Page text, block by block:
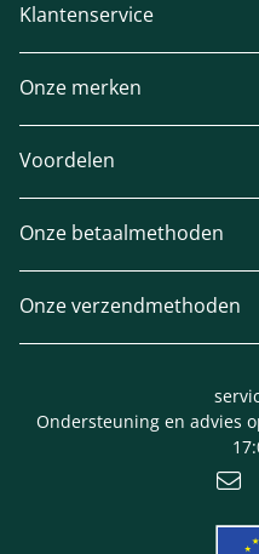
Klantenservice
Onze merken
Voordelen
Onze betaalmethoden
Onze verzendmethoden
Ondersteuning en advies